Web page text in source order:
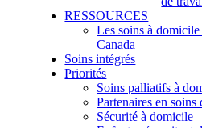
RESSOURCES
Les soins à
Canada
Soins intégrés
Priorités
Soins palliatifs à
Partenaires en soins
Sécurité à domicile